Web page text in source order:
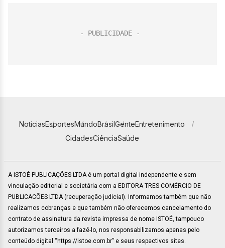
NotíciasEsportesMundoBrasilGenteEntretenimento
CidadesCiênciaSaúde
A ISTOÉ PUBLICAÇÕES LTDA é um portal digital independente e sem
vinculação editorial e societária com a EDITORA TRES COMÉRCIO DE
PUBLICACÕES LTDA (recuperação judicial). Informamos também que não
realizamos cobranças e que também não oferecemos cancelamento do
contrato de assinatura da revista impressa de nome ISTOÉ, tampouco
autorizamos terceiros a fazê-lo, nos responsabilizamos apenas pelo
conteúdo digital “https://istoe.com.br” e seus respectivos sites.